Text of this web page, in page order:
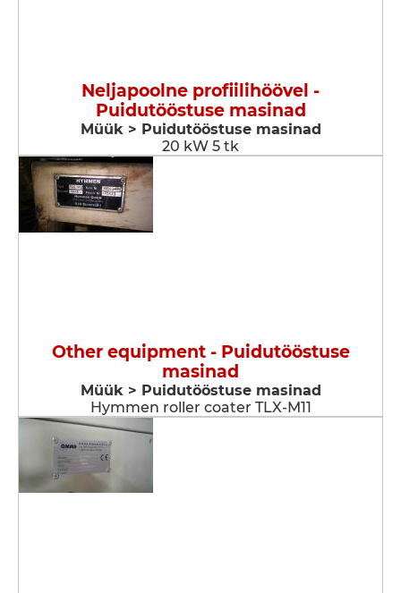
Neljapoolne profiilihöövel -
Puidutööstuse masinad
Müük > Puidutööstuse masinad
20 kW 5 tk
Other equipment - Puidutööstuse
masinad
Müük > Puidutööstuse masinad
Hymmen roller coater TLX-M11